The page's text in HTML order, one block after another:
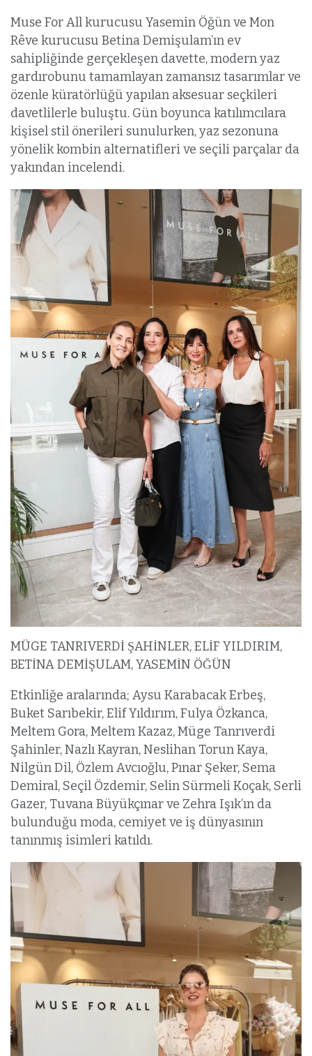
Muse For All kurucusu Yasemin Öğün ve Mon
Rêve kurucusu Betina Demişulam’ın ev
sahipliğinde gerçekleşen davette, modern yaz
gardırobunu tamamlayan zamansız tasarımlar ve
özenle küratörlüğü yapılan aksesuar seçkileri
davetlilerle buluştu. Gün boyunca katılımcılara
kişisel stil önerileri sunulurken, yaz sezonuna
yönelik kombin alternatifleri ve seçili parçalar da
yakından incelendi.
MÜGE TANRIVERDİ ŞAHİNLER, ELİF YILDIRIM,
BETİNA DEMİŞULAM, YASEMİN ÖĞÜN
Etkinliğe aralarında; Aysu Karabacak Erbeş,
Buket Sarıbekir, Elif Yıldırım, Fulya Özkanca,
Meltem Gora, Meltem Kazaz, Müge Tanrıverdi
Şahinler, Nazlı Kayran, Neslihan Torun Kaya,
Nilgün Dil, Özlem Avcıoğlu, Pınar Şeker, Sema
Demiral, Seçil Özdemir, Selin Sürmeli Koçak, Serli
Gazer, Tuvana Büyükçınar ve Zehra Işık’ın da
bulunduğu moda, cemiyet ve iş dünyasının
tanınmış isimleri katıldı.